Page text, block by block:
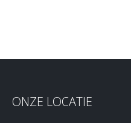
ONZE LOCATIE